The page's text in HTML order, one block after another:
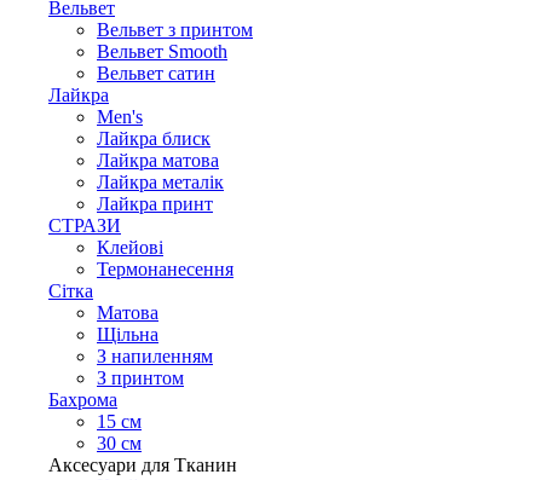
Вельвет
Вельвет з принтом
Вельвет Smooth
Вельвет сатин
Лайкра
Men's
Лайкра блиск
Лайкра матова
Лайкра металік
Лайкра принт
СТРАЗИ
Клейові
Термонанесення
Сітка
Матова
Щільна
З напиленням
З принтом
Бахрома
15 см
30 см
Аксесуари для Тканин